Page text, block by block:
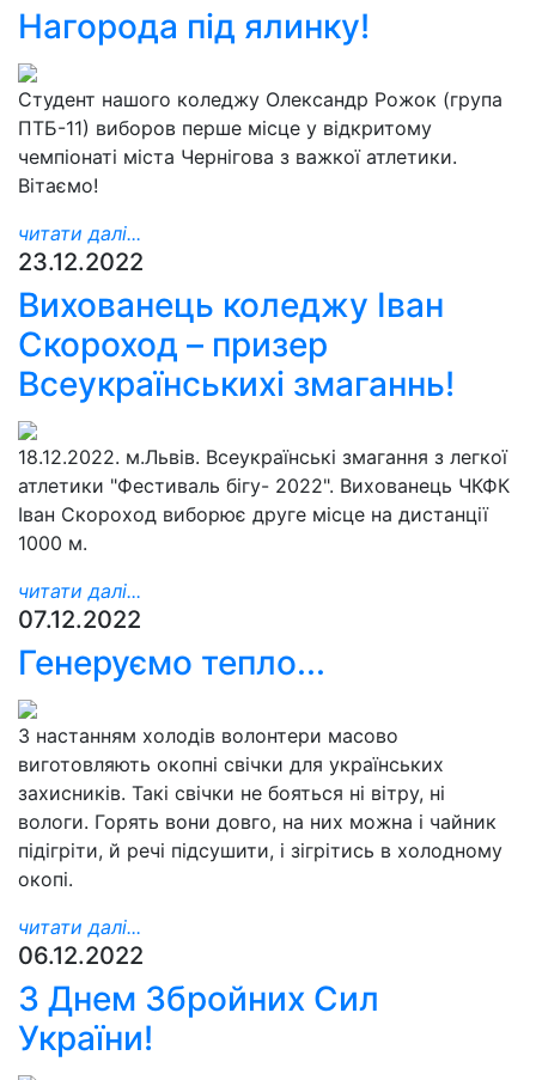
Нагорода під ялинку!
Студент нашого коледжу Олександр Рожок (група
ПТБ-11) виборов перше місце у відкритому
чемпіонаті міста Чернігова з важкої атлетики.
Вітаємо!
читати далі...
23.12.2022
Вихованець коледжу Іван
Скороход – призер
Всеукраїнськихі змаганнь!
18.12.2022. м.Львів. Всеукраїнські змагання з легкої
атлетики "Фестиваль бігу- 2022". Вихованець ЧКФК
Іван Скороход виборює друге місце на дистанції
1000 м.
читати далі...
07.12.2022
Генеруємо тепло...
З настанням холодів волонтери масово
виготовляють окопні свічки для українських
захисників. Такі свічки не бояться ні вітру, ні
вологи. Горять вони довго, на них можна і чайник
підігріти, й речі підсушити, і зігрітись в холодному
окопі.
читати далі...
06.12.2022
З Днем Збройних Сил
України!